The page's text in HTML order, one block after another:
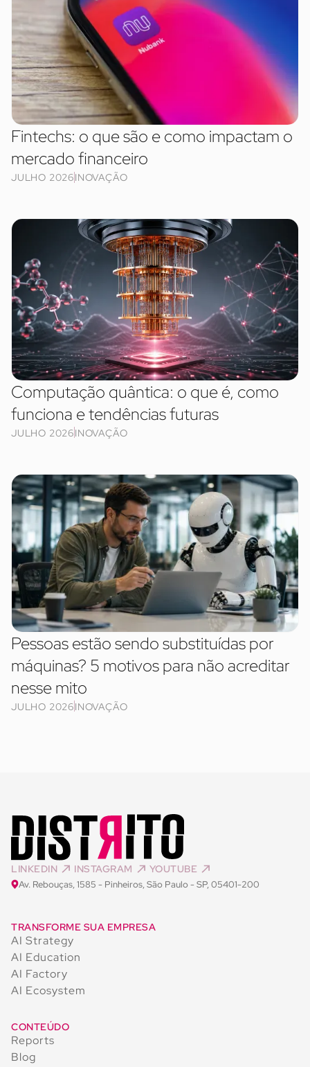
Fintechs: o que são e como impactam o
mercado financeiro
JULHO 2026INOVAÇÃO
Computação quântica: o que é, como
funciona e tendências futuras
JULHO 2026INOVAÇÃO
Pessoas estão sendo substituídas por
máquinas? 5 motivos para não acreditar
nesse mito
JULHO 2026INOVAÇÃO
LINKEDIN INSTAGRAM YOUTUBE
Av. Rebouças, 1585 - Pinheiros, São Paulo - SP, 05401-200
TRANSFORME SUA EMPRESA
AI Strategy
AI Education
AI Factory
AI Ecosystem
CONTEÚDO
Reports
Blog